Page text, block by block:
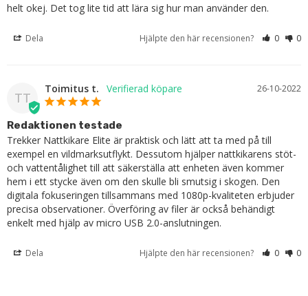
helt okej. Det tog lite tid att lära sig hur man använder den.
Dela Hjälpte den här recensionen? 0 0
TT
26-10-2022
Toimitus t.
Redaktionen testade
Trekker Nattkikare Elite är praktisk och lätt att ta med på till
exempel en vildmarksutflykt. Dessutom hjälper nattkikarens stöt-
och vattentålighet till att säkerställa att enheten även kommer
hem i ett stycke även om den skulle bli smutsig i skogen. Den
digitala fokuseringen tillsammans med 1080p-kvaliteten erbjuder
precisa observationer. Överföring av filer är också behändigt
enkelt med hjälp av micro USB 2.0-anslutningen.
Dela Hjälpte den här recensionen? 0 0